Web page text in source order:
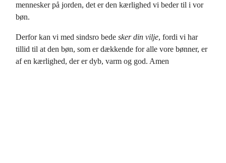
mennesker på jorden, det er den kærlighed vi beder til i vor
bøn.
Derfor kan vi med sindsro bede sker din vilje, fordi vi har
tillid til at den bøn, som er dækkende for alle vore bønner, er
af en kærlighed, der er dyb, varm og god. Amen